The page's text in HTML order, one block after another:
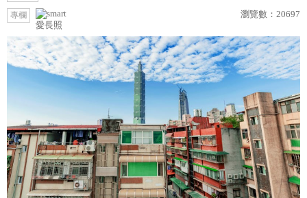
專欄
愛長照
瀏覽數： 20697